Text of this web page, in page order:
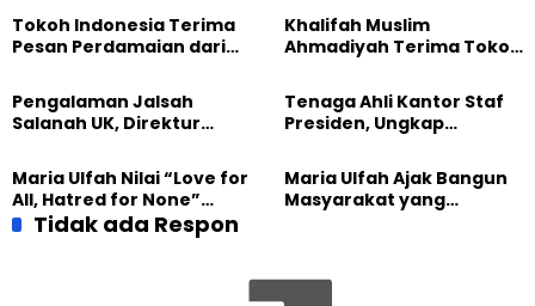
Tokoh Indonesia Terima
Pesan Perdamaian dari
Ahmadiyah
Khalifah Muslim
Ahmadiyah Terima Tokoh
Khusus di Islamabad
Pengalaman Jalsah
Salanah UK, Direktur
Kekuatan Kemanusiaan
Tenaga Ahli Kantor Staf
Presiden, Ungkap
Tergantikan di Jalsah
Salanah Internasional
Ahmadiyah UK
Maria Ulfah Nilai “Love for
All, Hatred for None”
Semakin Relevan di
Maria Ulfah Ajak Bangun
Masyarakat yang
Tidak ada Respon